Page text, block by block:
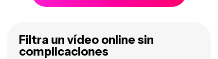
Filtra un vídeo online sin
complicaciones